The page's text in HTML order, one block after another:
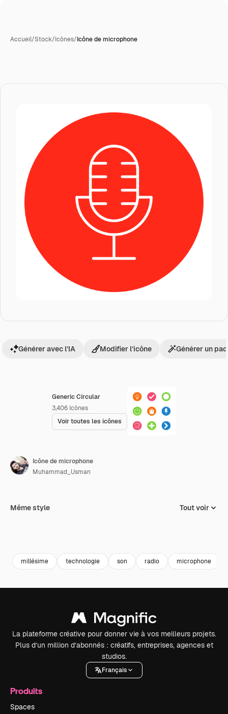
Accueil/Stock/Icônes/Icône de microphone
Generic Circular
3,406 Icônes
Voir toutes les icônes
Générer avec l’IA Modifier l’icône Générer un
Icône de microphone
Muhammad_Usman
Même style Tout voir
millésime technologie son radio microphone
La plateforme créative pour donner vie à vos meilleurs projets.
Plus d’un million d’abonnés : créatifs, entreprises, agences et
studios.
Français
Produits
Spaces